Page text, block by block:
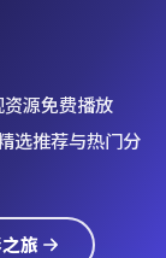
源免费播放
选推荐与热门分
旅